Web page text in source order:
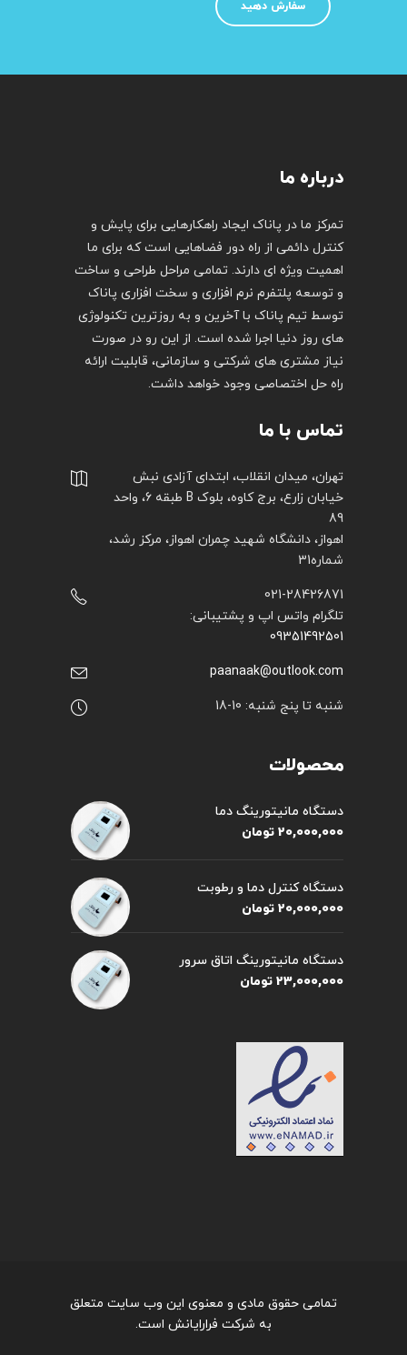
سفارش دهید
درباره ما
تمرکز ما در پاناک ایجاد راهکارهایی برای پایش و
کنترل دائمی از راه دور فضاهایی است که برای ما
اهمیت ویژه ای دارند. تمامی مراحل طراحی و ساخت
و توسعه پلتفرم نرم افزاری و سخت افزاری پاناک
توسط تیم پاناک با آخرین و به روزترین تکنولوژی
های روز دنیا اجرا شده است. از این رو در صورت
نیاز مشتری های شرکتی و سازمانی، قابلیت ارائه
راه حل اختصاصی وجود خواهد داشت.
تماس با ما
تهران، میدان انقلاب، ابتدای آزادی نبش
خیابان زارع، برج کاوه، بلوک B طبقه 6، واحد
89
اهواز، دانشگاه شهید چمران اهواز، مرکز رشد،
شماره31
021-28426871
تلگرام واتس اپ و پشتیبانی:
09351492501
paanaak@outlook.com
شنبه تا پنج شنبه: 10-18
محصولات
دستگاه مانیتورینگ دما
20,000,000 تومان
دستگاه کنترل دما و رطوبت
20,000,000 تومان
دستگاه مانیتورینگ اتاق سرور
23,000,000 تومان
تمامی حقوق مادی و معنوی این وب سایت متعلق
به شرکت فرارایانش است.